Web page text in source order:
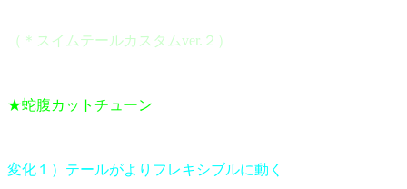
（＊スイムテールカスタムver.２）
★蛇腹カットチューン
変化１）テールがよりフレキシブルに動く